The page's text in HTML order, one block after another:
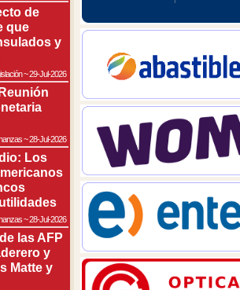
de
que
y
~29-Jul-2026
~28-Jul-2026
Los
~28-Jul-2026
las AFP
y
Matte y